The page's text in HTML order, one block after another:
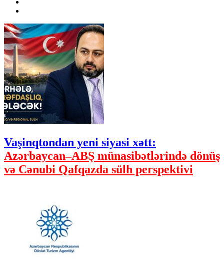
Vaşinqtondan yeni siyasi xətt:
Azərbaycan–ABŞ münasibətlərində dönüş
və Cənubi Qafqazda sülh perspektivi